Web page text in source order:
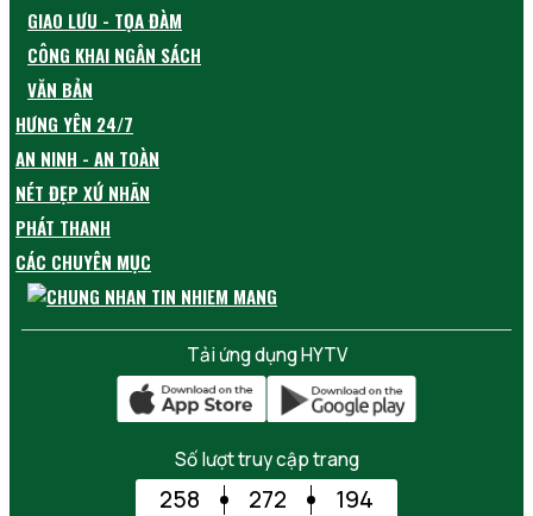
GIAO LƯU - TỌA ĐÀM
CÔNG KHAI NGÂN SÁCH
VĂN BẢN
HƯNG YÊN 24/7
AN NINH - AN TOÀN
NÉT ĐẸP XỨ NHÃN
PHÁT THANH
CÁC CHUYÊN MỤC
Tải ứng dụng HYTV
Số lượt truy cập trang
258 272 194